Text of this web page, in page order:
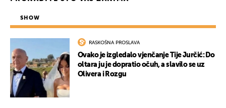
SHOW
RASKOŠNA PROSLAVA
Ovako je izgledalo vjenčanje Tije Jurčić: Do
oltara ju je dopratio očuh, a slavilo se uz
Olivera i Rozgu